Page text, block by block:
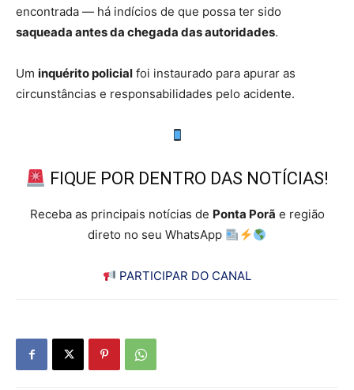
encontrada — há indícios de que possa ter sido
saqueada antes da chegada das autoridades.
Um inquérito policial foi instaurado para apurar as
circunstâncias e responsabilidades pelo acidente.
FIQUE POR DENTRO DAS NOTÍCIAS!
Receba as principais notícias de Ponta Porã e região
direto no seu WhatsApp
PARTICIPAR DO CANAL